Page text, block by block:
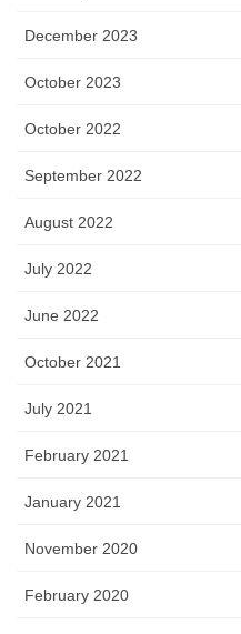
December 2023
October 2023
October 2022
September 2022
August 2022
July 2022
June 2022
October 2021
July 2021
February 2021
January 2021
November 2020
February 2020